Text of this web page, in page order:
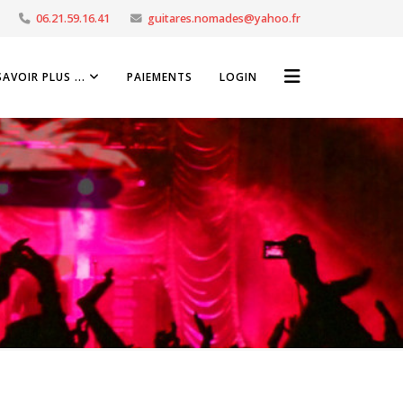
06.21.59.16.41 guitares.nomades@yahoo.fr
PLUS ... PAIEMENTS LOGIN